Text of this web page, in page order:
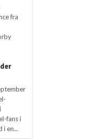
fra
fans i
i en...